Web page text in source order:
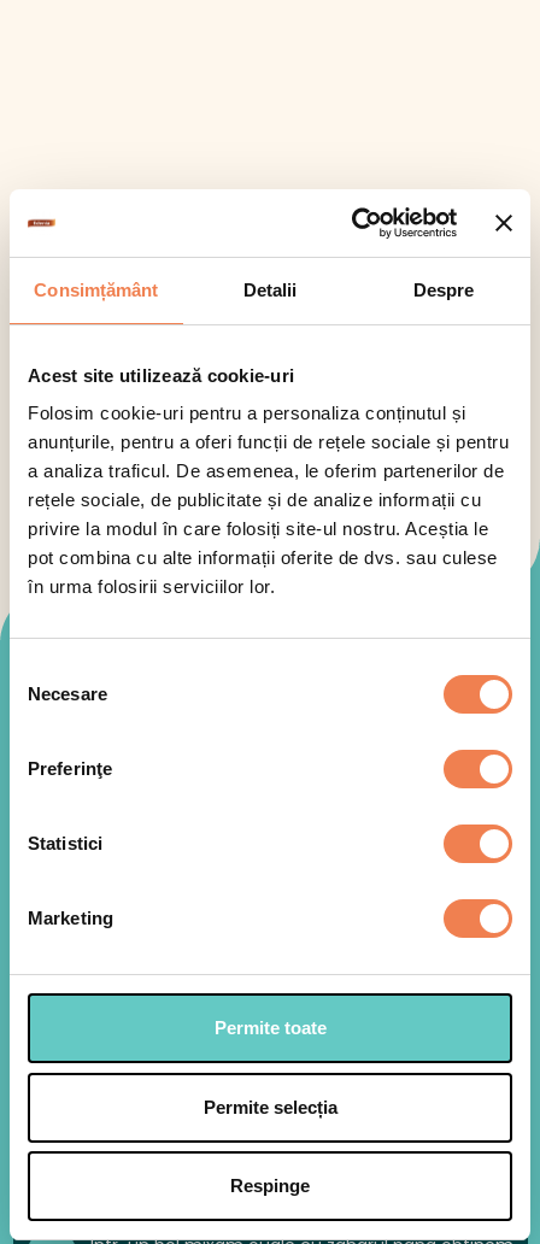
Consimțământ Detalii Despre
Acest site utilizează cookie-uri
Folosim cookie-uri pentru a personaliza conținutul și
anunțurile, pentru a oferi funcții de rețele sociale și pentru
a analiza traficul. De asemenea, le oferim partenerilor de
rețele sociale, de publicitate și de analize informații cu
privire la modul în care folosiți site-ul nostru. Aceștia le
pot combina cu alte informații oferite de dvs. sau culese
în urma folosirii serviciilor lor.
consimțământului
Necesare
Preferinţe
Statistici
Marketing
Permite toate
Permite selecția
Respinge
Fisticul il tocam cu cutitul sau il maruntim la
robot astfel incat sa ramana si bucatele.